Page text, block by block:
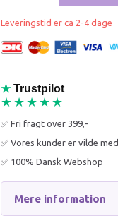
Leveringstid er ca 2-4 dage
★ Trustpilot
★★★★★
✅ Fri fragt over 399,-
✅ Vores kunder er vilde
✅ 100% Dansk Webshop
Mere information